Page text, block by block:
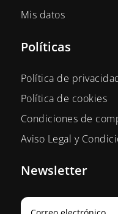
Mis datos
Políticas
Política de
Política de cookies
Condiciones de
Aviso Legal y
Newsletter